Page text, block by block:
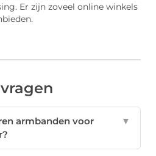
Er zijn zoveel online winkels
armbanden voor
▼